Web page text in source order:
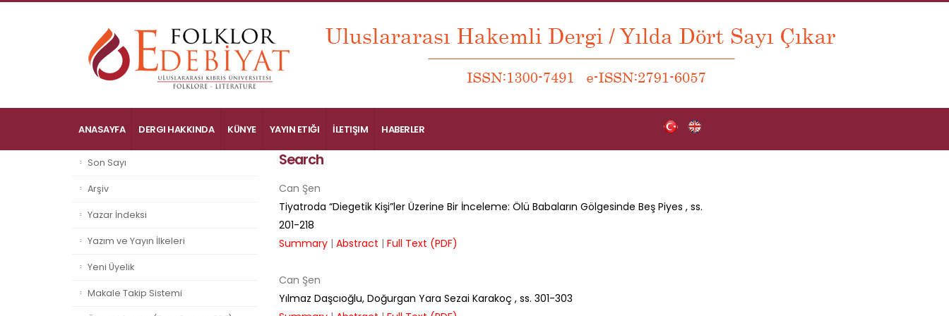
ANASAYFA DERGI HAKKINDA KÜNYE YAYIN ETIĞI İLETIŞIM HABERLER
Son Sayı
Arşiv
Yazar İndeksi
Yazım ve Yayın İlkeleri
Yeni Üyelik
Makale Takip Sistemi
Search
Can Şen
Tiyatroda “Diegetik Kişi”ler Üzerine Bir İnceleme: Ölü Babaların Gölgesinde Beş Piyes , ss.
201-218
Summary| Abstract | Full Text (PDF)
Can Şen
Yılmaz Daşcıoğlu, Doğurgan Yara Sezai Karakoç , ss. 301-303